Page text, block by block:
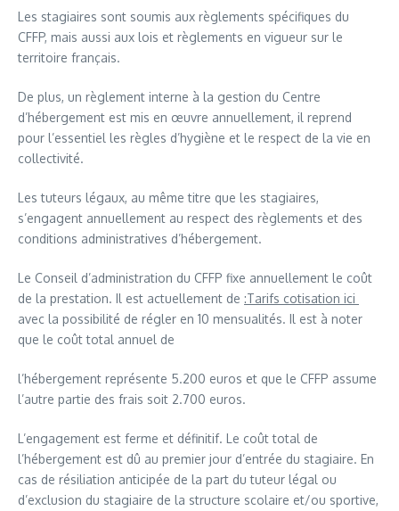
Les stagiaires sont soumis aux règlements spécifiques du
CFFP, mais aussi aux lois et règlements en vigueur sur le
territoire français.
De plus, un règlement interne à la gestion du Centre
d’hébergement est mis en œuvre annuellement, il reprend
pour l’essentiel les règles d’hygiène et le respect de la vie en
collectivité.
Les tuteurs légaux, au même titre que les stagiaires,
s’engagent annuellement au respect des règlements et des
conditions administratives d’hébergement.
Le Conseil d’administration du CFFP fixe annuellement le coût
de la prestation. Il est actuellement de :Tarifs cotisation ici
avec la possibilité de régler en 10 mensualités. Il est à noter
que le coût total annuel de
l’hébergement représente 5.200 euros et que le CFFP assume
l’autre partie des frais soit 2.700 euros.
L’engagement est ferme et définitif. Le coût total de
l’hébergement est dû au premier jour d’entrée du stagiaire. En
cas de résiliation anticipée de la part du tuteur légal ou
d’exclusion du stagiaire de la structure scolaire et/ou sportive,